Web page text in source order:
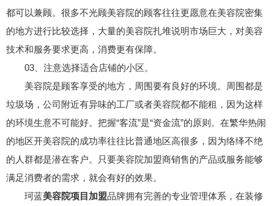
都可以兼顾。很多不光顾美容院的顾客往往更愿意在美容院密集
的地方进行比较选择，大量的美容院扎堆说明市场巨大，对美容
技术和服务要求更高，消费更有保障。
03、注意选择适合店铺的小区。
美容院是顾客享受的地方，周围要有良好的环境。周围都是
垃圾场，公司附近有异味的工厂或者美容院都不能租，因为这样
的环境生意不可能好。把握“客流”是“资金流”的原则。在繁华热闹
的地区开美容院的成功率往往比普通地区高很多，因为络绎不绝
的人群都是潜在客户。只要美容院加盟商销售的产品或服务能够
满足消费者的需求，就会有好的效果。
珂蓝美容院项目加盟品牌拥有完善的专业管理体系，在装修